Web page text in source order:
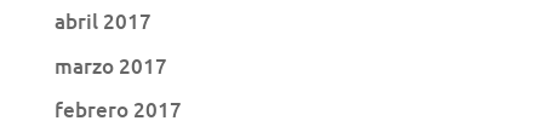
abril 2017
marzo 2017
febrero 2017